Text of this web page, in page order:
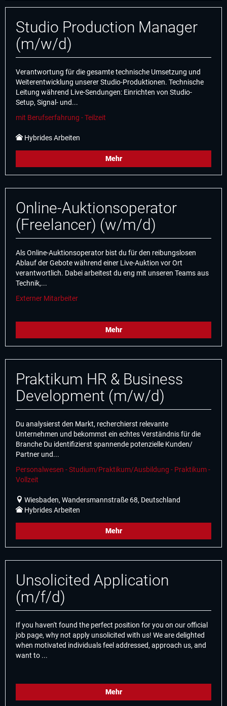
Studio Production Manager
(m/w/d)
Verantwortung für die gesamte technische Umsetzung und
Weiterentwicklung unserer Studio-Produktionen. Technische
Leitung während Live-Sendungen: Einrichten von Studio-
Setup, Signal- und...
mit Berufserfahrung - Teilzeit
Hybrides Arbeiten
Mehr
Online-Auktionsoperator
(Freelancer) (w/m/d)
Als Online-Auktionsoperator bist du für den reibungslosen
Ablauf der Gebote während einer Live-Auktion vor Ort
verantwortlich. Dabei arbeitest du eng mit unseren Teams aus
Technik,...
Externer Mitarbeiter
Mehr
Praktikum HR & Business
Development (m/w/d)
Du analysierst den Markt, recherchierst relevante
Unternehmen und bekommst ein echtes Verständnis für die
Branche Du identifizierst spannende potenzielle Kunden/
Partner und...
Personalwesen - Studium/Praktikum/Ausbildung - Praktikum -
Vollzeit
Wiesbaden, Wandersmannstraße 68, Deutschland
Hybrides Arbeiten
Mehr
Unsolicited Application
(m/f/d)
If you haven't found the perfect position for you on our official
job page, why not apply unsolicited with us! We are delighted
when motivated individuals feel addressed, approach us, and
want to ...
Mehr